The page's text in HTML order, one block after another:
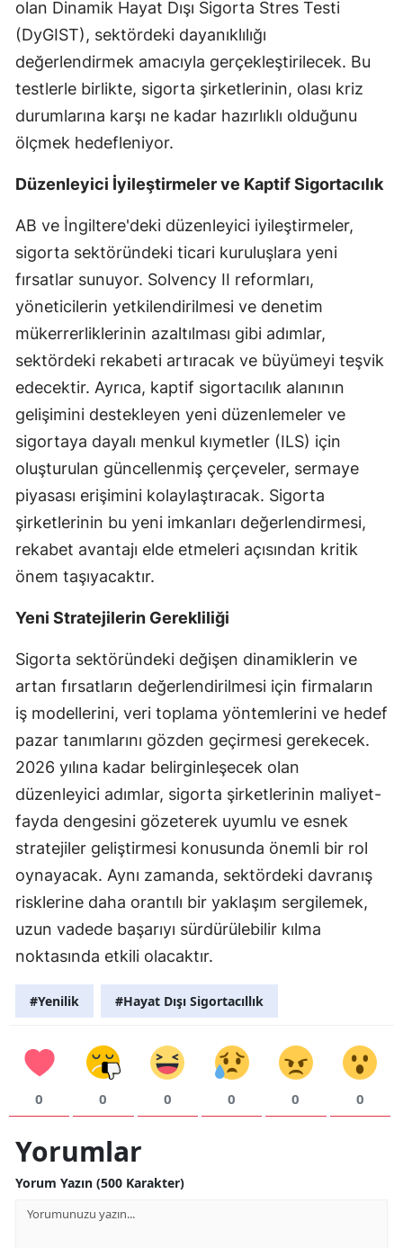
Samsun
Siirt
Tekirdağ
Tokat
Trabzon
Tunceli
Şanlıurfa
Uşak
Van
Yozgat
Zonguldak
Aksaray
Bayburt
Batman
Şırnak
Bartın
Ardahan
Iğdır
Yalova
Karabük
Kilis
Düzce
olan Dinamik Hayat Dışı Sigorta Stres Testi
(DyGIST), sektördeki dayanıklılığı
değerlendirmek amacıyla gerçekleştirilecek. Bu
testlerle birlikte, sigorta şirketlerinin, olası kriz
durumlarına karşı ne kadar hazırlıklı olduğunu
ölçmek hedefleniyor.
Düzenleyici İyileştirmeler ve Kaptif Sigortacılık
AB ve İngiltere'deki düzenleyici iyileştirmeler,
sigorta sektöründeki ticari kuruluşlara yeni
fırsatlar sunuyor. Solvency II reformları,
yöneticilerin yetkilendirilmesi ve denetim
mükerrerliklerinin azaltılması gibi adımlar,
sektördeki rekabeti artıracak ve büyümeyi teşvik
edecektir. Ayrıca, kaptif sigortacılık alanının
gelişimini destekleyen yeni düzenlemeler ve
sigortaya dayalı menkul kıymetler (ILS) için
oluşturulan güncellenmiş çerçeveler, sermaye
piyasası erişimini kolaylaştıracak. Sigorta
şirketlerinin bu yeni imkanları değerlendirmesi,
rekabet avantajı elde etmeleri açısından kritik
önem taşıyacaktır.
Yeni Stratejilerin Gerekliliği
Sigorta sektöründeki değişen dinamiklerin ve
artan fırsatların değerlendirilmesi için firmaların
iş modellerini, veri toplama yöntemlerini ve hedef
pazar tanımlarını gözden geçirmesi gerekecek.
2026 yılına kadar belirginleşecek olan
düzenleyici adımlar, sigorta şirketlerinin maliyet-
fayda dengesini gözeterek uyumlu ve esnek
stratejiler geliştirmesi konusunda önemli bir rol
oynayacak. Aynı zamanda, sektördeki davranış
risklerine daha orantılı bir yaklaşım sergilemek,
uzun vadede başarıyı sürdürülebilir kılma
noktasında etkili olacaktır.
#Yenilik #Hayat Dışı Sigortacıllık
0 0 0 0 0 0
Yorumlar
Yorum Yazın (500 Karakter)